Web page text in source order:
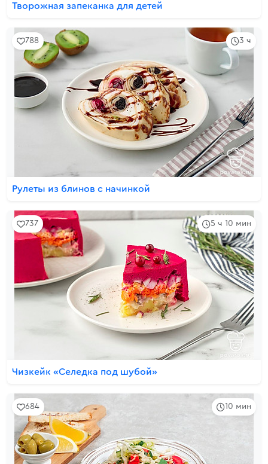
Творожная запеканка для детей
3 ч
788
Рулеты из блинов с начинкой
5 ч 10 мин
737
Чизкейк «Селедка под шубой»
10 мин
684